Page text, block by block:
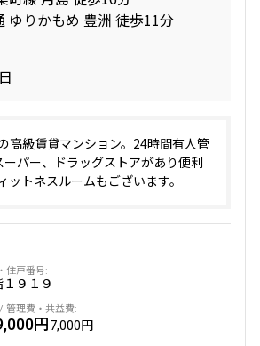
お問合せ 追加
ゆりかもめ 豊洲 徒歩11分
高級賃貸マンション。24時間有人管
パー、ドラッグストアがあり便利
ットネスルームもございます。
１９１９
円7,000円